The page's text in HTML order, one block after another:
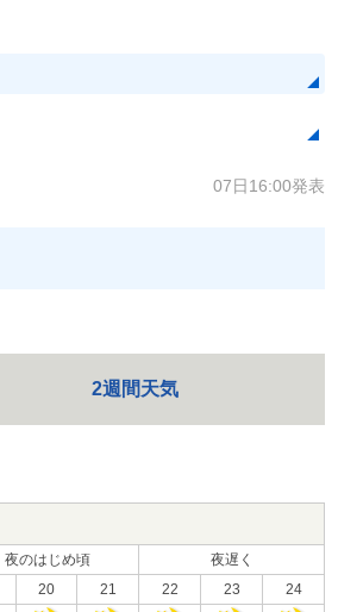
07日16:00発表
2週間天気
夜のはじめ頃
夜遅く
20 21 22 23 24